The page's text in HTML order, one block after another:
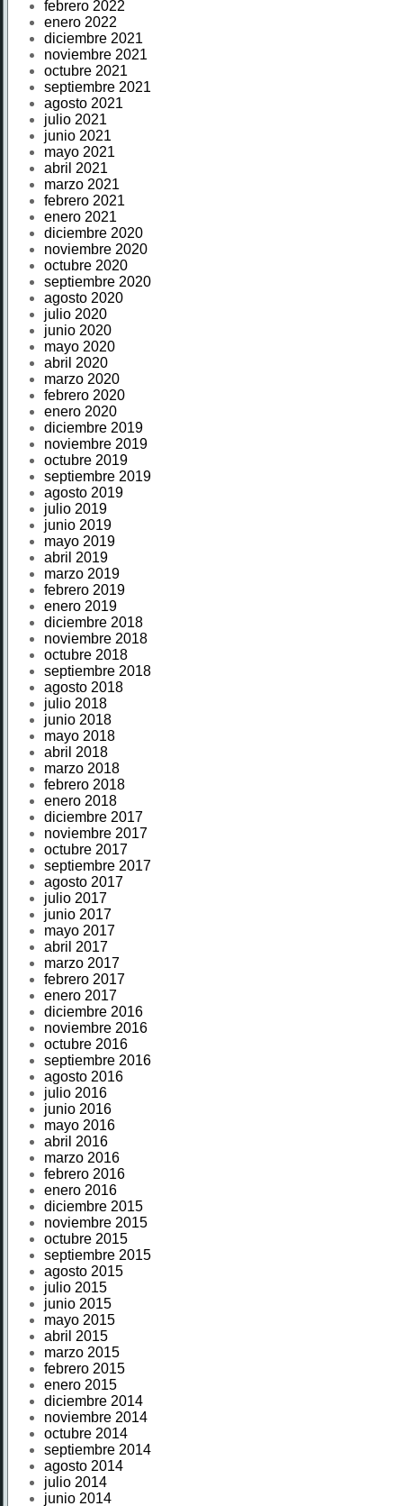
febrero 2022
enero 2022
diciembre 2021
noviembre 2021
octubre 2021
septiembre 2021
agosto 2021
julio 2021
junio 2021
mayo 2021
abril 2021
marzo 2021
febrero 2021
enero 2021
diciembre 2020
noviembre 2020
octubre 2020
septiembre 2020
agosto 2020
julio 2020
junio 2020
mayo 2020
abril 2020
marzo 2020
febrero 2020
enero 2020
diciembre 2019
noviembre 2019
octubre 2019
septiembre 2019
agosto 2019
julio 2019
junio 2019
mayo 2019
abril 2019
marzo 2019
febrero 2019
enero 2019
diciembre 2018
noviembre 2018
octubre 2018
septiembre 2018
agosto 2018
julio 2018
junio 2018
mayo 2018
abril 2018
marzo 2018
febrero 2018
enero 2018
diciembre 2017
noviembre 2017
octubre 2017
septiembre 2017
agosto 2017
julio 2017
junio 2017
mayo 2017
abril 2017
marzo 2017
febrero 2017
enero 2017
diciembre 2016
noviembre 2016
octubre 2016
septiembre 2016
agosto 2016
julio 2016
junio 2016
mayo 2016
abril 2016
marzo 2016
febrero 2016
enero 2016
diciembre 2015
noviembre 2015
octubre 2015
septiembre 2015
agosto 2015
julio 2015
junio 2015
mayo 2015
abril 2015
marzo 2015
febrero 2015
enero 2015
diciembre 2014
noviembre 2014
octubre 2014
septiembre 2014
agosto 2014
julio 2014
junio 2014